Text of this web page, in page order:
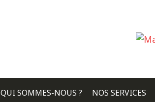
QUI SOMMES-NOUS ? NOS SERVICES